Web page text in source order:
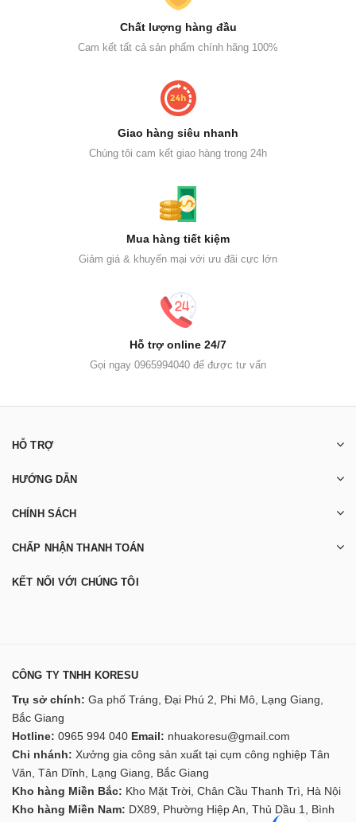
Chất lượng hàng đầu
Cam kết tất cả sản phẩm chính hãng 100%
Giao hàng siêu nhanh
Chúng tôi cam kết giao hàng trong 24h
Mua hàng tiết kiệm
Giảm giá & khuyến mại với ưu đãi cực lớn
Hỗ trợ online 24/7
Gọi ngay 0965994040 để được tư vấn
HỖ TRỢ
HƯỚNG DẪN
CHÍNH SÁCH
CHẤP NHẬN THANH TOÁN
KẾT NỐI VỚI CHÚNG TÔI
CÔNG TY TNHH KORESU
Trụ sở chính: Ga phố Tráng, Đại Phú 2, Phi Mô, Lạng Giang,
Bắc Giang
Hotline: 0965 994 040 Email: nhuakoresu@gmail.com
Chi nhánh: Xưởng gia công sản xuất tại cụm công nghiệp Tân
Văn, Tân Dĩnh, Lạng Giang, Bắc Giang
Kho hàng Miền Bắc: Kho Mặt Trời, Chân Cầu Thanh Trì, Hà Nội
Kho hàng Miền Nam: DX89, Phường Hiệp An, Thủ Dầu 1, Bình